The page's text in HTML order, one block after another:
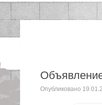
Опубликовано